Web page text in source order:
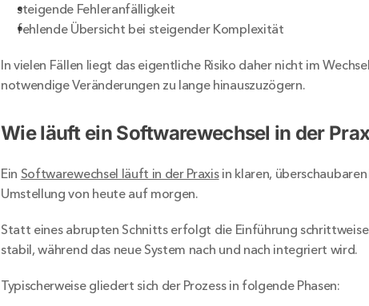
steigende Fehleranfälligkeit
fehlende Übersicht bei steigender Komplexität
In vielen Fällen liegt das eigentliche Risiko daher nicht im
notwendige Veränderungen zu lange hinauszuzögern.
Wie läuft ein Softwarewechsel in der
Ein Softwarewechsel läuft in der Praxis in klaren,
Umstellung von heute auf morgen.
Statt eines abrupten Schnitts erfolgt die Einführung
stabil, während das neue System nach und nach integriert wird.
Typischerweise gliedert sich der Prozess in folgende Phasen: